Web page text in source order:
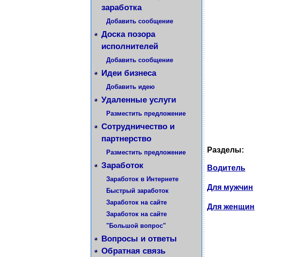
заработка
Добавить сообщение
Доска позора
исполнителей
Добавить сообщение
Идеи бизнеса
Добавить идею
Удаленные услуги
Разместить предложение
Сотрудничество и
партнерство
Разместить предложение
Заработок
Заработок в Интернете
Быстрый заработок
Заработок на сайте
Заработок на сайте
"Большой вопрос"
Вопросы и ответы
Обратная связь
Разделы:
Водитель
Для мужчин
Для женщин